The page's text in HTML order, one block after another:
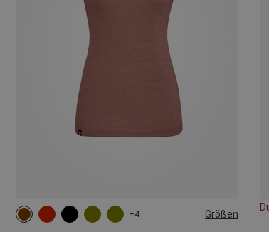
+4 Größen
XS S M XL